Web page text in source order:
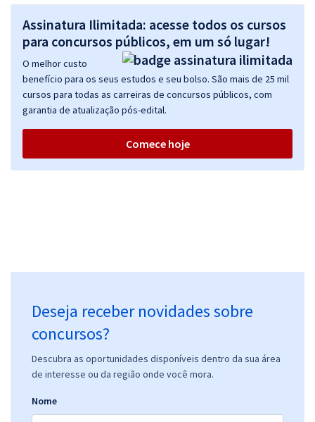
Assinatura Ilimitada: acesse todos os cursos
para concursos públicos, em um só lugar!
O melhor custo
benefício para os seus estudos e seu bolso. São mais de 25 mil
cursos para todas as carreiras de concursos públicos, com
garantia de atualização pós-edital.
Comece hoje
Deseja receber novidades sobre
concursos?
Descubra as oportunidades disponíveis dentro da sua área
de interesse ou da região onde você mora.
Nome